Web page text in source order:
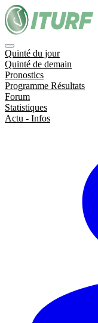
Quinté du jour
Quinté de demain
Pronostics
Programme Résultats
Forum
Statistiques
Actu - Infos